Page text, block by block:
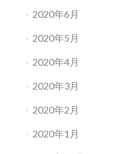
2020年6月
2020年5月
2020年4月
2020年3月
2020年2月
2020年1月